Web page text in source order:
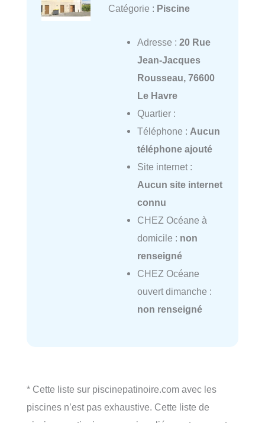
Catégorie : Piscine
Adresse : 20 Rue
Jean-Jacques
Rousseau, 76600
Le Havre
Quartier :
Téléphone : Aucun
téléphone ajouté
Site internet :
Aucun site internet
connu
CHEZ Océane à
domicile : non
renseigné
CHEZ Océane
ouvert dimanche :
non renseigné
* Cette liste sur piscinepatinoire.com avec les
piscines n’est pas exhaustive. Cette liste de